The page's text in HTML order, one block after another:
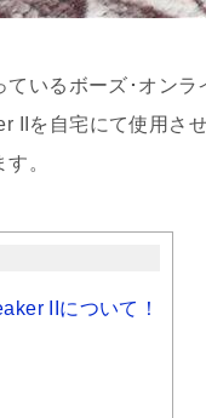
いるボーズ･オン
IIを自宅にて使用さ
。
IIについて！